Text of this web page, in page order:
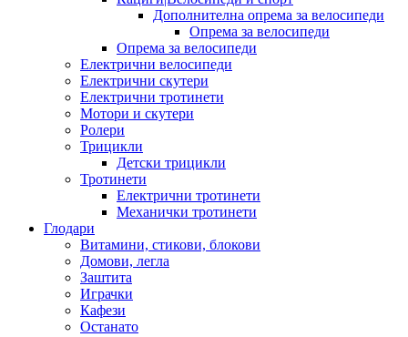
Дополнителна опрема за велосипеди
Опрема за велосипеди
Опрема за велосипеди
Електрични велосипеди
Електрични скутери
Електрични тротинети
Мотори и скутери
Ролери
Трицикли
Детски трицикли
Тротинети
Електрични тротинети
Механички тротинети
Глодари
Витамини, стикови, блокови
Домови, легла
Заштита
Играчки
Кафези
Останато